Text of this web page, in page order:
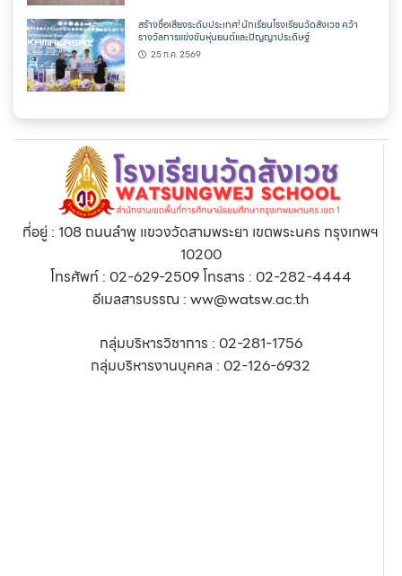
สร้างชื่อเสียงระดับประเทศ! นักเรียนโรงเรียนวัดสังเวช คว้า
รางวัลการแข่งขันหุ่นยนต์และปัญญาประดิษฐ์
25 ก.ค. 2569
ที่อยู่ : 108 ถนนลำพู แขวงวัดสามพระยา เขตพระนคร กรุงเทพฯ
10200
โทรศัพท์ : 02-629-2509 โทรสาร : 02-282-4444
อีเมลสารบรรณ : ww@watsw.ac.th
กลุ่มบริหารวิชาการ : 02-281-1756
กลุ่มบริหารงานบุคคล : 02-126-6932